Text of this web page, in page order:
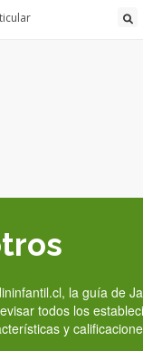
la guía de
todos los
y